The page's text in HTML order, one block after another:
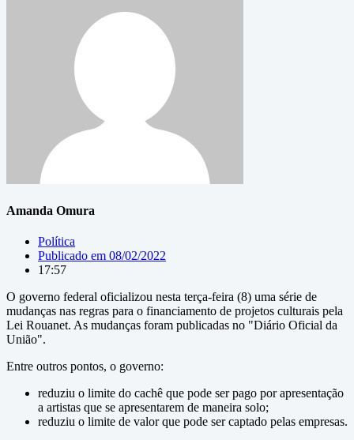
Amanda Omura
Política
Publicado em 08/02/2022
17:57
O governo federal oficializou nesta terça-feira (8) uma série de
mudanças nas regras para o financiamento de projetos culturais pela
Lei Rouanet. As mudanças foram publicadas no "Diário Oficial da
União".
Entre outros pontos, o governo:
reduziu o limite do cachê que pode ser pago por apresentação
a artistas que se apresentarem de maneira solo;
reduziu o limite de valor que pode ser captado pelas empresas.